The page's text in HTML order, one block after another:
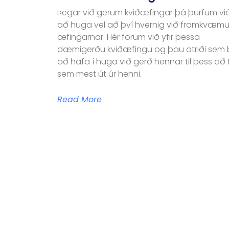
Þegar við gerum kviðæfingar þá þurfum
að huga vel að því hvernig við
æfingarnar. Hér förum við yfir þessa
dæmigerðu kviðæfingu og þau atriði sem
að hafa í huga við gerð hennar til þess að
sem mest út úr henni.
Read More